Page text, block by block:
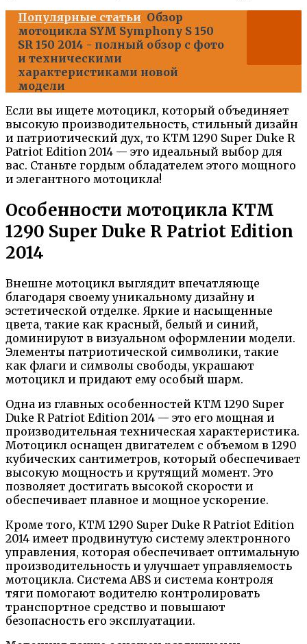
Популярные статьи Обзор
мотоцикла SYM Symphony S 150
SR 150 2014 - полный обзор с фото
и техническими
характеристиками новой
модели
Если вы ищете мотоцикл, который объединяет
высокую производительность, стильный дизайн
и патриотический дух, то KTM 1290 Super Duke R
Patriot Edition 2014 — это идеальный выбор для
вас. Станьте гордым обладателем этого мощного
и элегантного мотоцикла!
Особенности мотоцикла KTM
1290 Super Duke R Patriot Edition
2014
Внешне мотоцикл выглядит впечатляюще
благодаря своему уникальному дизайну и
эстетической отделке. Яркие и насыщенные
цвета, такие как красный, белый и синий,
доминируют в визуальном оформлении модели.
Элементы патриотической символики, такие
как флаги и символы свободы, украшают
мотоцикл и придают ему особый шарм.
Одна из главных особенностей KTM 1290 Super
Duke R Patriot Edition 2014 — это его мощная и
производительная техническая характеристика.
Мотоцикл оснащен двигателем с объемом в 1290
кубических сантиметров, который обеспечивает
высокую мощность и крутящий момент. Это
позволяет достигать высокой скорости и
обеспечивает плавное и мощное ускорение.
Кроме того, KTM 1290 Super Duke R Patriot Edition
2014 имеет продвинутую систему электронного
управления, которая обеспечивает оптимальную
производительность и улучшает управляемость
мотоцикла. Система ABS и система контроля
тяги помогают водителю контролировать
транспортное средство и повышают
безопасность его эксплуатации.